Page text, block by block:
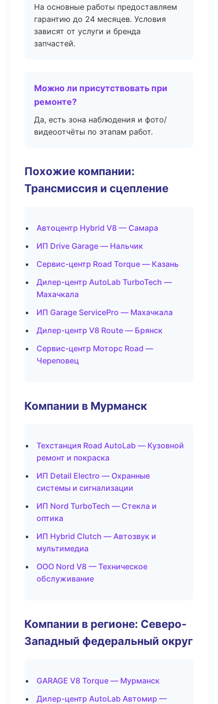
На основные работы предоставляем
гарантию до 24 месяцев. Условия
зависят от услуги и бренда
запчастей.
Можно ли присутствовать при
ремонте?
Да, есть зона наблюдения и фото/
видеоотчёты по этапам работ.
Похожие компании:
Трансмиссия и сцепление
Автоцентр Hybrid V8 — Самара
ИП Drive Garage — Нальчик
Сервис-центр Road Torque — Казань
Дилер-центр AutoLab TurboTech —
Махачкала
ИП Garage ServicePro — Махачкала
Дилер-центр V8 Route — Брянск
Сервис-центр Моторс Road —
Череповец
Компании в Мурманск
Техстанция Road AutoLab — Кузовной
ремонт и покраска
ИП Detail Electro — Охранные
системы и сигнализации
ИП Nord TurboTech — Стекла и
оптика
ИП Hybrid Clutch — Автозвук и
мультимедиа
ООО Nord V8 — Техническое
обслуживание
Компании в регионе: Северо-
Западный федеральный округ
GARAGE V8 Torque — Мурманск
Дилер-центр AutoLab Автомир —